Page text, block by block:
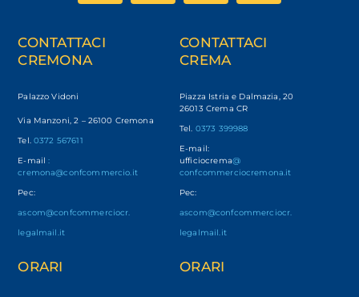
CONTATTACI
CREMONA
Palazzo Vidoni
Via Manzoni, 2 – 26100 Cremona
Tel. 0372 567611
E-mail:
cremona@confcommercio.it
Pec:
ascom@confcommerciocr.
legalmail.it
ORARI
CONTATTACI
CREMA
Piazza Istria e Dalmazia, 20
26013 Crema CR
Tel. 0373 399988
E-mail:
ufficiocrema@
confcommerciocremona.it
Pec:
ascom@confcommerciocr.
legalmail.it
ORARI